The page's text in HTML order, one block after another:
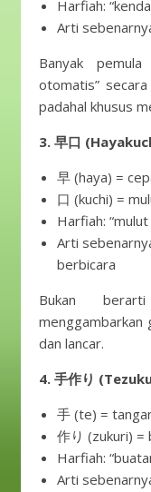
Harfiah:
Arti
Banyak
otomatis”
padahal khusus
3. 早口
早 (haya) =
口 (kuchi) =
Harfiah:
Arti
berbicara
Bukan
menggambarkan
dan lancar.
4. 手作り
手 (te) =
作り (zukuri) =
Harfiah:
Arti